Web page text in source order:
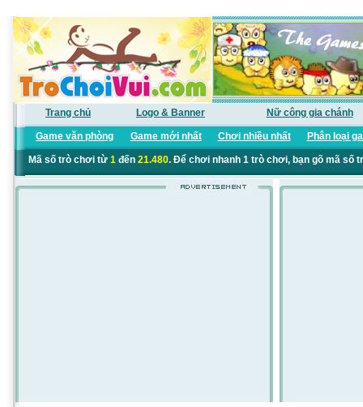
Trang chủ Logo & Banner Nữ công gia chánh
Game văn phòng Game mới nhất Chơi nhiều nhất Phân loại
Mã số trò chơi từ 1đến 21.480. Để chơi nhanh 1 trò chơi, bạn gõ mã số